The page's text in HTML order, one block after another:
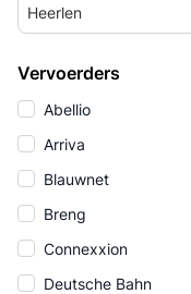
Heerlen
Vervoerders
Abellio
Arriva
Blauwnet
Breng
Connexxion
Deutsche Bahn